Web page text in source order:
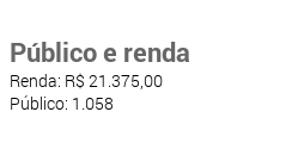
Público e renda
Renda: R$ 21.375,00
Público: 1.058